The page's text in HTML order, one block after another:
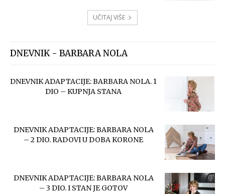
UČITAJ VIŠE
DNEVNIK - BARBARA NOLA
DNEVNIK ADAPTACIJE: BARBARA NOLA. 1
DIO – KUPNJA STANA
DNEVNIK ADAPTACIJE: BARBARA NOLA
– 2 DIO. RADOVI U DOBA KORONE
DNEVNIK ADAPTACIJE: BARBARA NOLA
– 3 DIO. I STAN JE GOTOV